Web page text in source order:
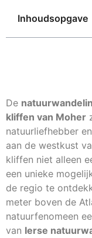
Inhoudsopgave
De
kliffen van Moher
natuurliefhebber
aan de westkust
kliffen niet alleen
een unieke
de regio te
meter boven de
natuurfenomeen
van Ierse